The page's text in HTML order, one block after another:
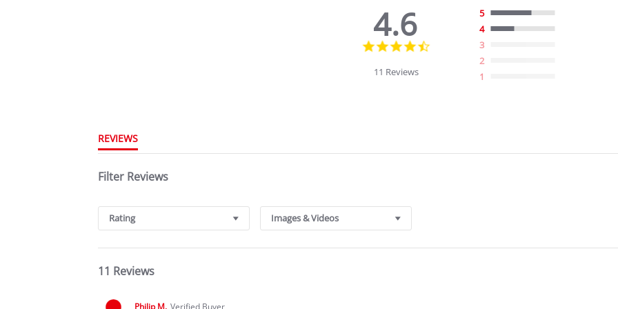
4.6
4.6
11 Reviews
5
4
3
2
1
REVIEWS
Filter Reviews
Rating Images & Videos
11 Reviews
Philip M. Verified Buyer